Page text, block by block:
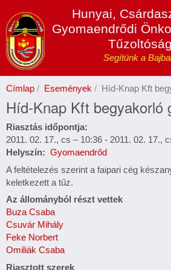
tartalomra
Hunyai,
Gyomaendrődi
Tűzoltóság
Segítünk a
Címlap Események Híd-Knap Kft
Híd-Knap Kft begyakorló
Riasztás időpontja
2011. 02. 17., cs – 10:36 - 2011. 02. 17.,
Helyszín
Gyomaendrőd
A feltételezés szerint a faipari cég
keletkezett a tűz.
Az állományból részt vettek
Buza Csaba
Csuvár Mihály
Feke Norbert
Omiliák Csaba
Riasztott szerek